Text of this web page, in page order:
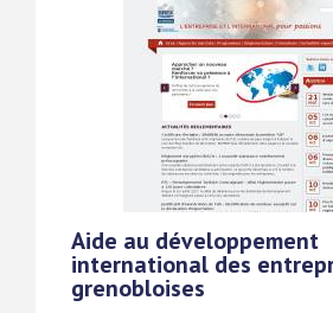
Aide au développement
international des
grenobloises